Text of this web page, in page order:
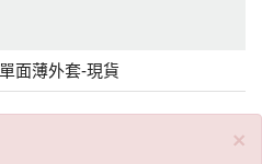
單面薄外套-現貨
×